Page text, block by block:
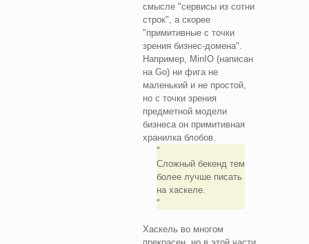
смысле "сервисы из сотни
строк", а скорее
"примитивные с точки
зрения бизнес-домена".
Например, MinIO (написан
на Go) ни фига не
маленький и не простой,
но с точки зрения
предметной модели
бизнеса он примитивная
хранилка блобов.
Сложный бекенд тем
более лучше писать
на хаскеле.
Хаскель во многом